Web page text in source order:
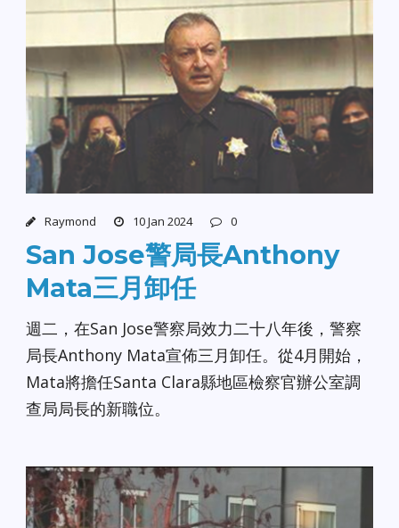
Raymond 10 Jan 2024 0
San Jose警局長Anthony
Mata三月卸任
週二，在San Jose警察局效力二十八年後，警察
局長Anthony Mata宣佈三月卸任。從4月開始，
Mata將擔任Santa Clara縣地區檢察官辦公室調
查局局長的新職位。